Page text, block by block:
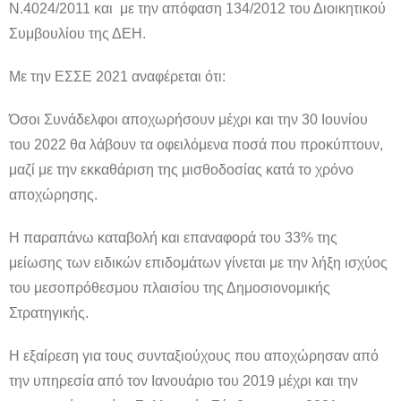
Ν.4024/2011 και με την απόφαση 134/2012 του Διοικητικού
Συμβουλίου της ΔΕΗ.
Με την ΕΣΣΕ 2021 αναφέρεται ότι:
Όσοι Συνάδελφοι αποχωρήσουν μέχρι και την 30 Ιουνίου
του 2022 θα λάβουν τα οφειλόμενα ποσά που προκύπτουν,
μαζί με την εκκαθάριση της μισθοδοσίας κατά το χρόνο
αποχώρησης.
Η παραπάνω καταβολή και επαναφορά του 33% της
μείωσης των ειδικών επιδομάτων γίνεται με την λήξη ισχύος
του μεσοπρόθεσμου πλαισίου της Δημοσιονομικής
Στρατηγικής.
Η εξαίρεση για τους συνταξιούχους που αποχώρησαν από
την υπηρεσία από τον Ιανουάριο του 2019 μέχρι και την